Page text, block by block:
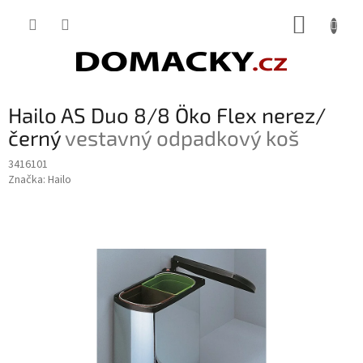
Hailo AS Duo 8/8 Öko Flex nerez/
černývestavný odpadkový koš
3416101
Značka: Hailo